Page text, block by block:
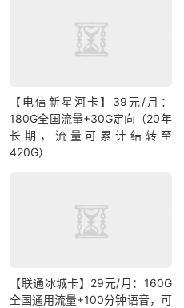
【电信新星河卡】39元/月：
180G全国流量+30G定向（20年
长期，流量可累计结转至
420G）
【联通冰城卡】29元/月：160G
全国通用流量+100分钟语音，可